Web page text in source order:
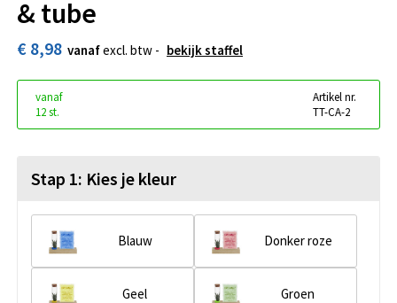
& tube
€ 8,98 vanafexcl. btw - bekijk staffel
vanaf
12 st.
Artikel nr.
TT-CA-2
Stap 1: Kies je kleur
Blauw Donker roze
Geel Groen